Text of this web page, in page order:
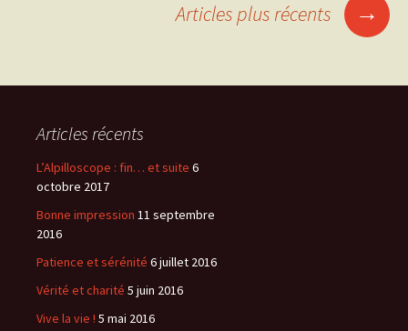
articles
Articles plus récents →
Articles récents
L’Alpilloscope : fin… et suite 6
octobre 2017
Bonne impression 11 septembre
2016
Patience et sérénité 6 juillet 2016
Vérité et charité 5 juin 2016
Vive la vie ! 5 mai 2016